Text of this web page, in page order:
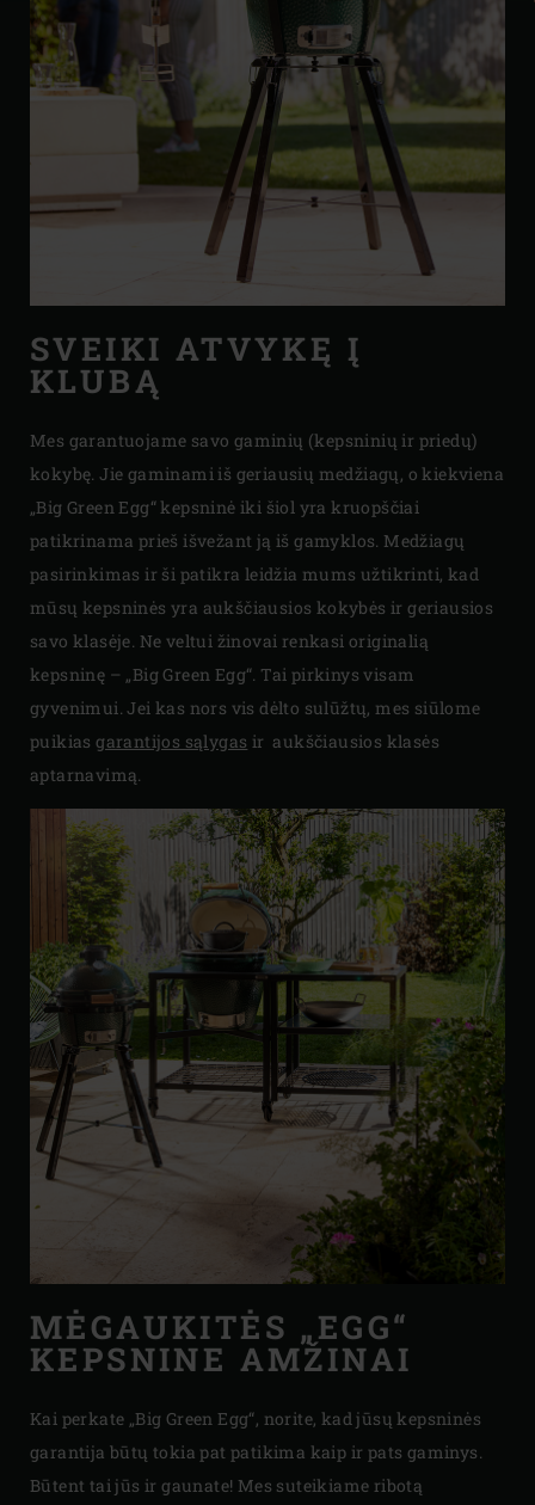
SVEIKI ATVYKĘ Į
KLUBĄ
Mes garantuojame savo gaminių (kepsninių ir priedų)
kokybę. Jie gaminami iš geriausių medžiagų, o kiekviena
„Big Green Egg“ kepsninė iki šiol yra kruopščiai
patikrinama prieš išvežant ją iš gamyklos. Medžiagų
pasirinkimas ir ši patikra leidžia mums užtikrinti, kad
mūsų kepsninės yra aukščiausios kokybės ir geriausios
savo klasėje. Ne veltui žinovai renkasi originalią
kepsninę – „Big Green Egg“. Tai pirkinys visam
gyvenimui. Jei kas nors vis dėlto sulūžtų, mes siūlome
puikiasgarantijos sąlygas ir aukščiausios klasės
aptarnavimą.
MĖGAUKITĖS „EGG“
KEPSNINE AMŽINAI
Kai perkate „Big Green Egg“, norite, kad jūsų kepsninės
garantija būtų tokia pat patikima kaip ir pats gaminys.
Būtent tai jūs ir gaunate! Mes suteikiame ribotą